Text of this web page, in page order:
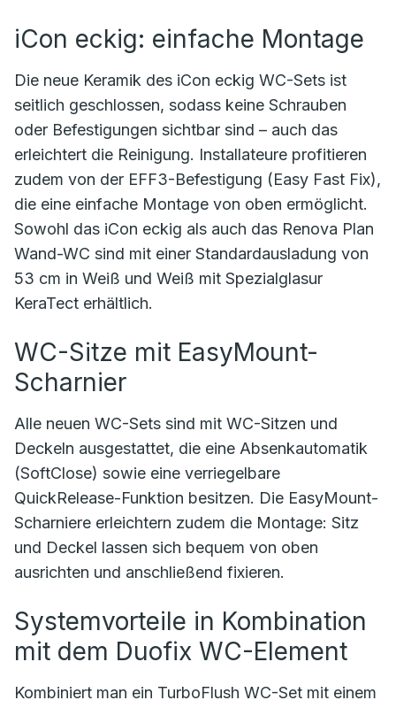
iCon eckig: einfache Montage
Die neue Keramik des iCon eckig WC-Sets ist
seitlich geschlossen, sodass keine Schrauben
oder Befestigungen sichtbar sind – auch das
erleichtert die Reinigung. Installateure profitieren
zudem von der EFF3-Befestigung (Easy Fast Fix),
die eine einfache Montage von oben ermöglicht.
Sowohl das iCon eckig als auch das Renova Plan
Wand-WC sind mit einer Standardausladung von
53 cm in Weiß und Weiß mit Spezialglasur
KeraTect erhältlich.
WC-Sitze mit EasyMount-
Scharnier
Alle neuen WC-Sets sind mit WC-Sitzen und
Deckeln ausgestattet, die eine Absenkautomatik
(SoftClose) sowie eine verriegelbare
QuickRelease-Funktion besitzen. Die EasyMount-
Scharniere erleichtern zudem die Montage: Sitz
und Deckel lassen sich bequem von oben
ausrichten und anschließend fixieren.
Systemvorteile in Kombination
mit dem Duofix WC-Element
Kombiniert man ein TurboFlush WC-Set mit einem